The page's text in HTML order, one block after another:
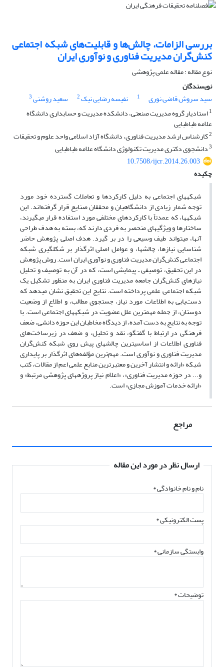
بررسی الزامات، چالش‌ها و قابلیت‌های شبکه اجتماعی
کنش‌گران مدیریت فناوری و نوآوری ایران
نوع مقاله : مقاله علمی پژوهشی
نویسندگان
سید سروش قاضی نوری
1 نفیسه رضایی نیک2 سعید روشنی3
1استادیار گروه مدیریت صنعتی، دانشکده مدیریت و حسابداری دانشگاه
علامه طباطبایی
2کارشناس ارشد مدیریت فناوری، دانشگاه آزاد اسلامی واحد علوم و تحقیقات
3دانشجوی دکتری مدیریت تکنولوژی دانشگاه علامه طباطبایی
10.7508/ijcr.2014.26.003
چکیده
شبکه­های اجتماعی به دلیل کارکردها و تعاملات گسترده خود مورد
توجه شمار زیادی از دانشگاهیان و محققان صنایع قرار گرفته‌اند. این
شبکه­ها، که عمدتاً با کارکردهای مختلفی مورد استفاده قرار می­گیرند،
ساختارها و ویژگی­های منحصر به فردی دارند که، بسته به هدف طراحی
آنها، می­تواند طیف وسیعی را در بر گیرد. هدف اصلی پژوهش حاضر
شناسایی نیازها، چالش­ها، و عوامل اصلی اثرگذار بر شکل­گیری شبکه
اجتماعی کنش‌گران مدیریت فناوری و نوآوری ایران است. روش پژوهش
در این تحقیق، توصیفی ـ پیمایشی است، که در آن به توصیف و تحلیل
نیازهای کنش‌گران جامعه مدیریت فناوری ایران به منظور تشکیل یک
شبکه اجتماعی علمی پرداخته است. نتایج این تحقیق نشان می­دهد که
دست‌یابی به اطلاعات مورد نیاز، جستجوی مطالب، و اطلاع از وضعیت
دوستان، از جمله مهم­ترین علل عضویت در شبکه­های اجتماعی است. با
توجه به نتایج به دست آمده، از دیدگاه مخاطبان این حوزه دانشی، ضعف
فرهنگی در ارتباط با گفتگو، نقد و تحلیل، و ضعف در زیرساخت‌های
فناوری اطلاعات از اساسی­ترین چالش­های پیش­ روی شبکه کنش‌گران
مدیریت فناوری و نوآوری است. مهم‌ترین مؤلفه‌های اثرگذار بر پایداری
شبکه «ارائه و انتشار آخرین و معتبرترین منابع علمی اعم از مقالات، کتب
و... در حوزه مدیریت فناوری»، «اعلام نیاز پروژه­های پژوهشی مرتبط» و
«ارائه خدمات آموزش مجازی» است.
مراجع
ارسال نظر در مورد این مقاله
نام و نام خانوادگی*
پست الکترونیکی*
وابستگی سازمانی *
توضیحات *